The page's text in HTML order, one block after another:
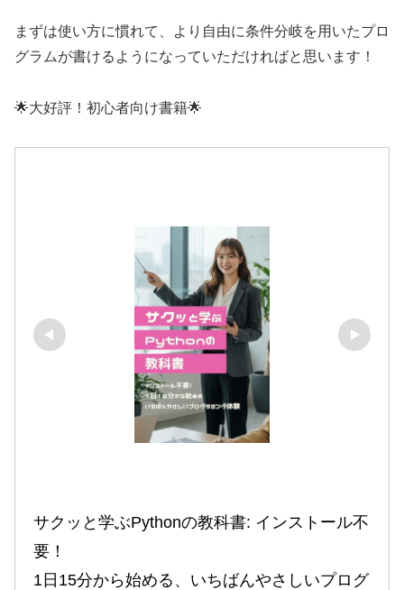
まずは使い方に慣れて、より自由に条件分岐を用いたプロ
グラムが書けるようになっていただければと思います！
🌟大好評！初心者向け書籍🌟
サクッと学ぶPythonの教科書: インストール不
要！
1日15分から始める、いちばんやさしいプログ